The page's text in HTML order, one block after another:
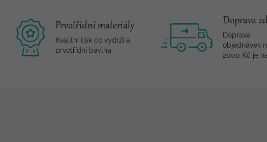
Prvotřídní materiály
Kvalitní tisk co vydrží a
prvotřídní bavlna
Doprava
Doprava
objednávek
2000 Kč je